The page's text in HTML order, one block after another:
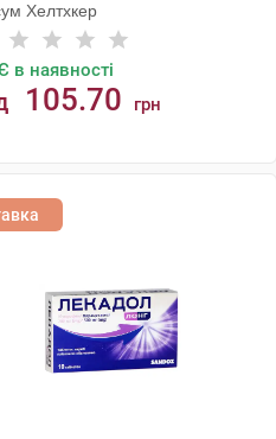
Хелтхкер
в наявності
105.70 грн